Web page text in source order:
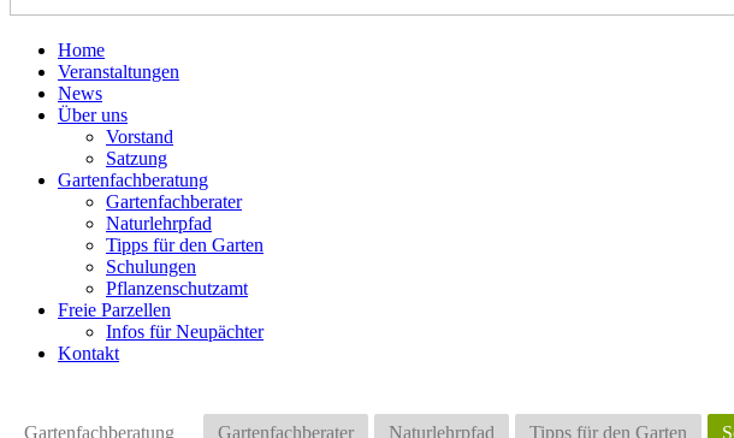
Home
Veranstaltungen
News
Über uns
Vorstand
Satzung
Gartenfachberatung
Gartenfachberater
Naturlehrpfad
Tipps für den Garten
Schulungen
Pflanzenschutzamt
Freie Parzellen
Infos für Neupächter
Kontakt
Gartenfachberatung Gartenfachberater Naturlehrpfad Tipps für den Garten